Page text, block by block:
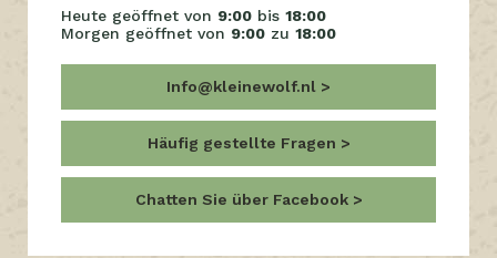
Heute geöffnet von 9:00 bis 18:00
Morgen geöffnet von 9:00 zu 18:00
Info@kleinewolf.nl
Häufig gestellte Fragen
Chatten Sie über Facebook